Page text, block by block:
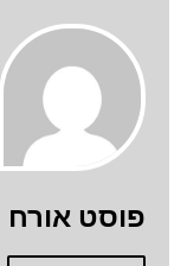
פוסט אורח